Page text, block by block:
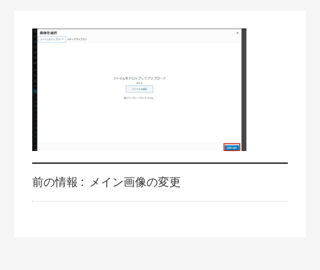
前の情報 : メイン画像の変更